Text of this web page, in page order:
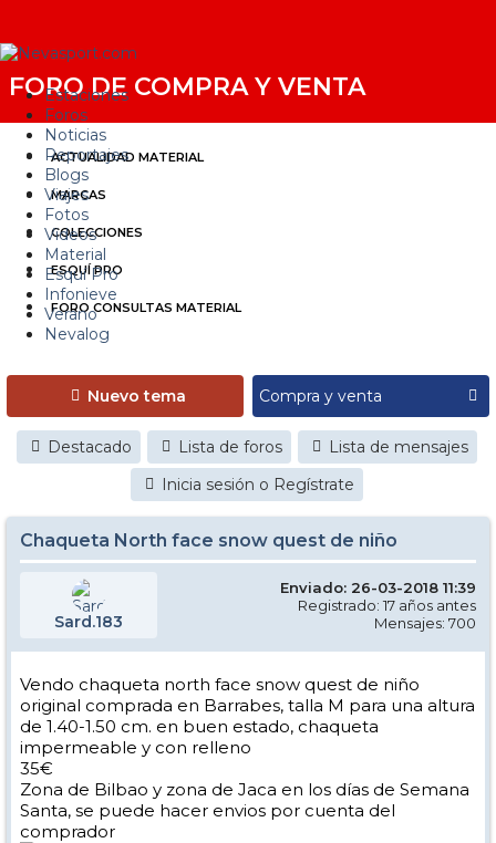
Estaciones
Foros
Noticias
Reportajes
Blogs
Viajes
Fotos
Videos
Material
Esquí Pro
Infonieve
Verano
Nevalog
FORO DE COMPRA Y VENTA
ACTUALIDAD MATERIAL
MARCAS
COLECCIONES
ESQUÍ PRO
FORO CONSULTAS MATERIAL
Nuevo tema
Destacado Lista de foros
Lista de mensajes
Inicia sesión o Regístrate
Chaqueta North face snow quest de niño
Sard.183
Enviado: 26-03-2018 11:39
Registrado: 17 años antes
Mensajes: 700
Vendo chaqueta north face snow quest de niño
original comprada en Barrabes, talla M para una altura
de 1.40-1.50 cm. en buen estado, chaqueta
impermeable y con relleno
35€
Zona de Bilbao y zona de Jaca en los días de Semana
Santa, se puede hacer envios por cuenta del
comprador